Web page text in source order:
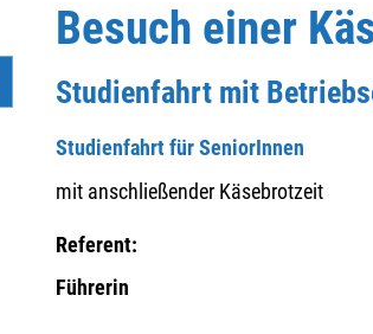
Besuch einer
Studienfahrt mit
Studienfahrt für SeniorInnen
mit anschließender Käsebrotzeit
Referent:
Führerin